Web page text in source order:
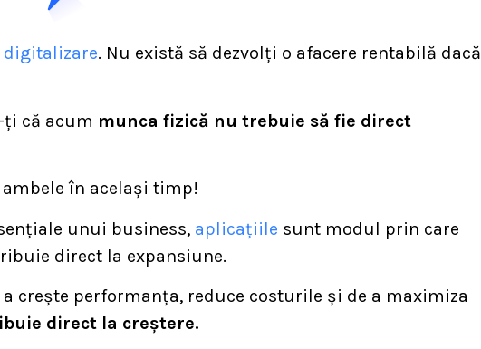
digitalizare. Nu există să dezvolți o afacere rentabilă dacă
că acum munca fizică nu trebuie să fie direct
ambele în același timp!
unui business, aplicațiile sunt modul prin care
direct la expansiune.
crește performanța, reduce costurile și de a maximiza
direct la creștere.